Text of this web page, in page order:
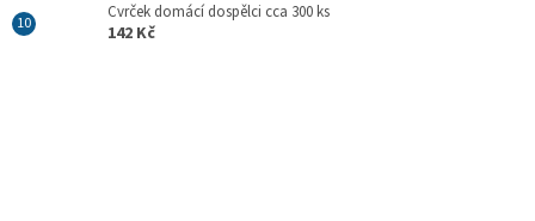
Cvrček domácí dospělci cca 300 ks
142 Kč